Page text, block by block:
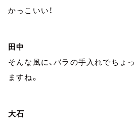
かっこいい！
田中
そんな風に、バラの手入れでちょ
ますね。
大石